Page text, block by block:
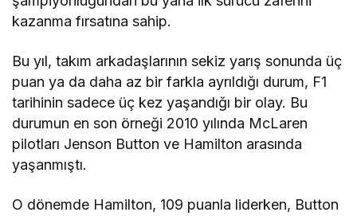
kazanma fırsatına sahip.
Bu yıl, takım arkadaşlarının sekiz yarış sonunda üç
puan ya da daha az bir farkla ayrıldığı durum, F1
tarihinin sadece üç kez yaşandığı bir olay. Bu
durumun en son örneği 2010 yılında McLaren
pilotları Jenson Button ve Hamilton arasında
yaşanmıştı.
O dönemde Hamilton, 109 puanla liderken, Button